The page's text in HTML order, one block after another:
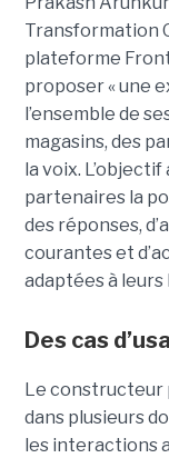
Transformation
plateforme
proposer « une
l’ensemble de
magasins, des
la voix.
partenaires la
des réponses,
courantes et
adaptées à leurs
Des cas
Le constructeur
dans plusieurs
les interactions